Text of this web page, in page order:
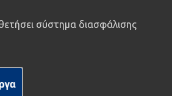
σύστημα διασφάλισης